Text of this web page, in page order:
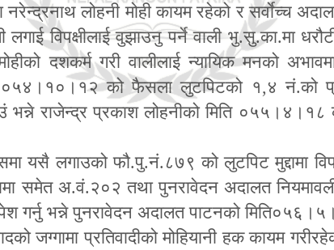
लोहनी मोही कायम रहेको र सर्वाेच्च
विपक्षीलाई वुझाउनु पर्ने वाली भु.सु.का.मा
दशकर्म गरी वालीलाई न्यायिक मनको
को फैसला लुटपिटको १,४ नं.को
भन्ने राजेन्द्र प्रकाश लोहनीको मिति
यसै लगाउको फौ.पु.नं.८७९ को लुटपिट मुद्दामा
समेत अ.वं.२०२ तथा पुनरावेदन अदालत
पेश गर्नु भन्ने पुनरावेदन अदालत पाटनको
जग्गामा प्रतिवादीको मोहियानी हक कायम